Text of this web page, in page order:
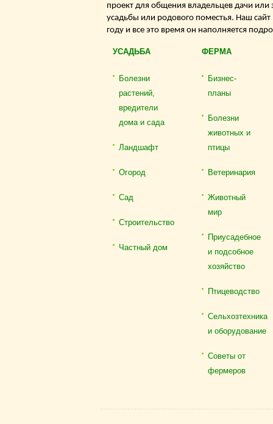
проект для общения владельцев дачи или
усадьбы или родового поместья. Наш
году и все это время он наполняется
УСАДЬБА
Болезни
растений,
вредители
дома и сада
Ландшафт
Огород
Сад
Строительство
Частный дом
ФЕРМА
Бизнес-
планы
Болезни
животных и
птицы
Ветеринария
Животный
мир
Приусадебное
и подсобное
хозяйство
Птицеводство
Сельхозтехника
и оборудование
Советы от
фермеров